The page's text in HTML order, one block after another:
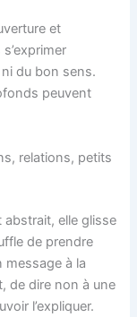
et
du bon sens.
peuvent
relations, petits
abstrait, elle glisse
de prendre
message à la
de dire non à une
l’expliquer.